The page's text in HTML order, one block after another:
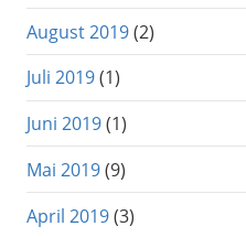
August 2019(2)
Juli 2019(1)
Juni 2019(1)
Mai 2019(9)
April 2019(3)